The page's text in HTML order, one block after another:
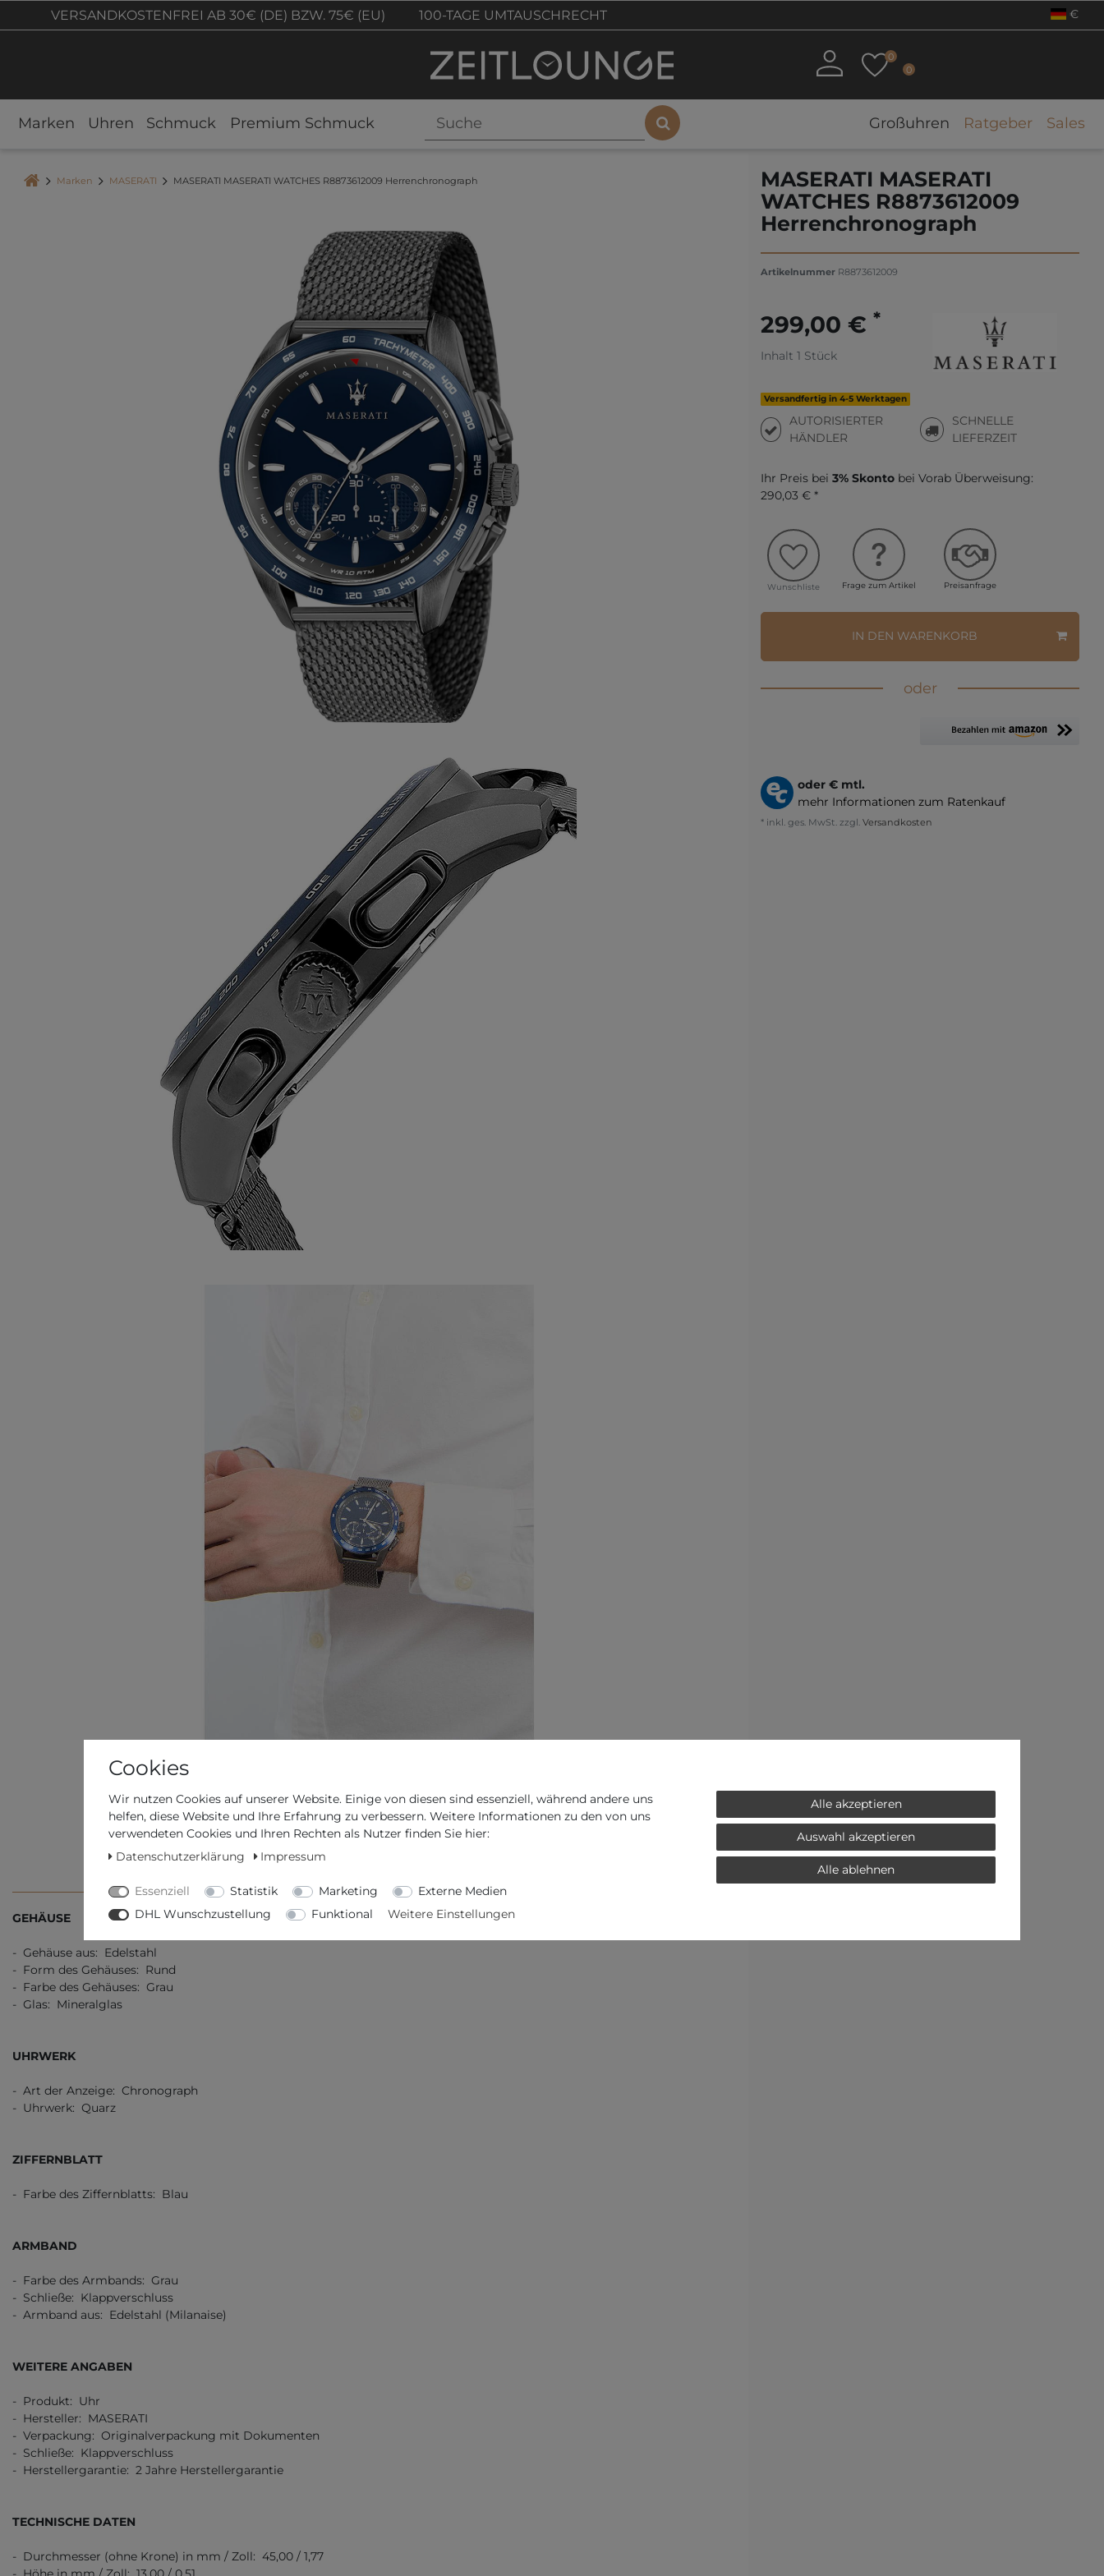
VERSANDKOSTENFREI AB 30€ (DE) BZW. 75€ (EU) 100-TAGE UMTAUSCHRECHT €
0
0
Marken Uhren Schmuck Premium Schmuck Großuhren Ratgeber Sales
Marken MASERATI MASERATI MASERATI WATCHES R8873612009 Herrenchronograph
Art.-ID - 123244
TECHNISCHE DATEN WEITERE DETAILS
GEHÄUSE
- Gehäuse aus: Edelstahl
- Form des Gehäuses: Rund
- Farbe des Gehäuses: Grau
- Glas: Mineralglas
UHRWERK
- Art der Anzeige: Chronograph
- Uhrwerk: Quarz
ZIFFERNBLATT
- Farbe des Ziffernblatts: Blau
ARMBAND
- Farbe des Armbands: Grau
- Schließe: Klappverschluss
- Armband aus: Edelstahl (Milanaise)
WEITERE ANGABEN
- Produkt: Uhr
- Hersteller: MASERATI
- Verpackung: Originalverpackung mit Dokumenten
- Schließe: Klappverschluss
- Herstellergarantie: 2 Jahre Herstellergarantie
TECHNISCHE DATEN
- Durchmesser (ohne Krone) in mm / Zoll: 45,00 / 1,77
MASERATI MASERATI
WATCHES R8873612009
Herrenchronograph
Artikelnummer R8873612009
299,00 € *
Inhalt 1 Stück
Versandfertig in 4-5 Werktagen
AUTORISIERTER
HÄNDLER
SCHNELLE
LIEFERZEIT
Ihr Preis bei 3% Skonto bei Vorab Überweisung:
290,03 € *
Wunschliste Frage zum Artikel Preisanfrage
IN DEN WARENKORB
oder
oder € mtl.
mehr Informationen zum Ratenkauf
* inkl. ges. MwSt. zzgl. Versandkosten
Cookies
Wir nutzen Cookies auf unserer Website. Einige von diesen sind essenziell, während andere uns
helfen, diese Website und Ihre Erfahrung zu verbessern. Weitere Informationen zu den von uns
verwendeten Cookies und Ihren Rechten als Nutzer finden Sie hier:
Datenschutzerklärung
Impressum
Essenziell Statistik Marketing
Externe Medien
DHL Wunschzustellung
Funktional Weitere Einstellungen
Alle akzeptieren
Auswahl akzeptieren
Alle ablehnen